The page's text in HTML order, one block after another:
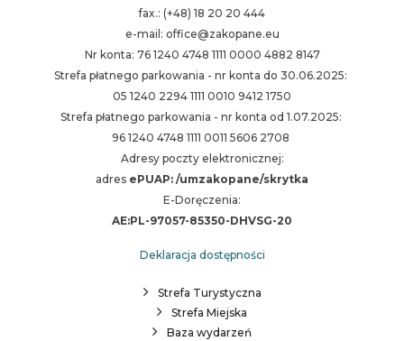
fax.: (+48) 18 20 20 444
e-mail: office@zakopane.eu
Nr konta: 76 1240 4748 1111 0000 4882 8147
Strefa płatnego parkowania - nr konta do 30.06.2025:
05 1240 2294 1111 0010 9412 1750
Strefa płatnego parkowania - nr konta od 1.07.2025:
96 1240 4748 1111 0011 5606 2708
Adresy poczty elektronicznej:
adres ePUAP: /umzakopane/skrytka
E-Doręczenia:
AE:PL-97057-85350-DHVSG-20
Deklaracja dostępności
Strefa Turystyczna
Strefa Miejska
Baza wydarzeń